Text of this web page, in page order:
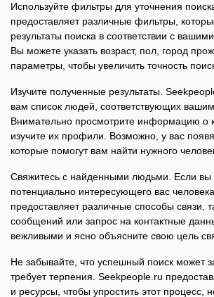
Используйте фильтры для уточнения
предоставляет различные фильтры,
результаты поиска в соответствии с
Вы можете указать возраст, пол, город
параметры, чтобы увеличить точность
Изучите полученные результаты.
вам список людей, соответствующих
Внимательно просмотрите информацию о
изучите их профили. Возможно, у вас
которые помогут вам найти нужного
Свяжитесь с найденными людьми. Если вы
потенциально интересующего вас
предоставляет различные способы связи,
сообщений или запрос на контактные
вежливыми и ясно объясните свою цель
Не забывайте, что успешный поиск может
требует терпения. Seekpeople.ru
и ресурсы, чтобы упростить этот процесс,